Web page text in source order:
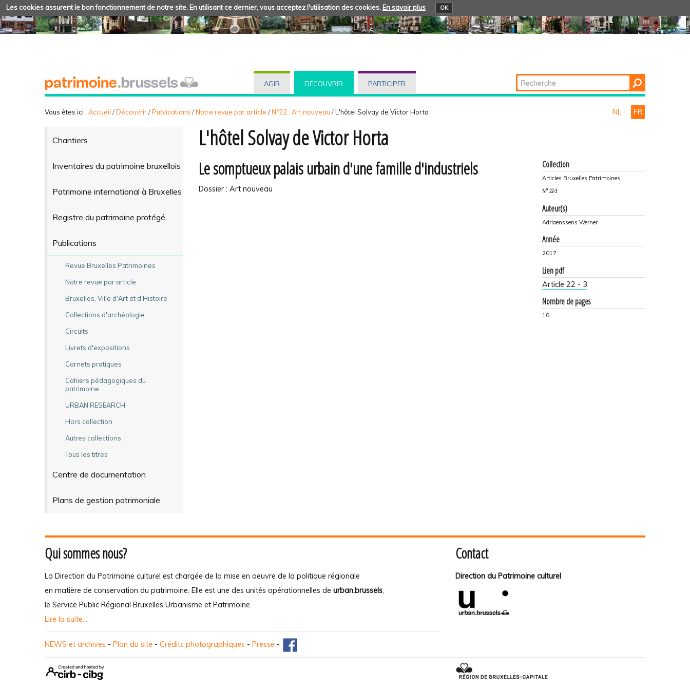
Les cookies assurent le bon fonctionnement de notre site. En utilisant ce dernier, vous acceptez l'utilisation des cookies. En savoir plus OK
AGIR DÉCOUVRIR PARTICIPER Chercher par
Recherche
Vous êtes ici : Accueil /Découvrir/Publications /Notre revue par article /N°22 : Art nouveau /L'hôtel Solvay de Victor Horta NL FR
Chantiers
Inventaires du patrimoine bruxellois
Patrimoine international à Bruxelles
Registre du patrimoine protégé
Publications
Revue Bruxelles Patrimoines
Notre revue par article
Bruxelles, Ville d'Art et d'Histoire
Collections d'archéologie
Circuits
Livrets d'expositions
Carnets pratiques
Cahiers pédagogiques du
patrimoine
URBAN RESEARCH
Hors collection
Autres collections
Tous les titres
Centre de documentation
Plans de gestion patrimoniale
L'hôtel Solvay de Victor Horta
Le somptueux palais urbain d'une famille d'industriels
Dossier : Art nouveau
Collection
Articles Bruxelles Patrimoines
N° 22-3
Auteur(s)
Adriaenssens Werner
Année
2017
Lien pdf
Article 22 - 3
Nombre de pages
16
Qui sommes nous?
La Direction du Patrimoine culturel est chargée de la mise en oeuvre de la politique régionale
en matière de conservation du patrimoine. Elle est une des unités opérationnelles de urban.brussels,
le Service Public Régional Bruxelles Urbanisme et Patrimoine.
Lire la suite...
Contact
Direction du Patrimoine culturel
NEWS et archives - Plan du site - Crédits photographiques - Presse -